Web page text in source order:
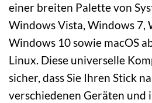
einer breiten Palette von
Windows Vista, Windows 7,
Windows 10 sowie macOS
Linux. Diese universelle
sicher, dass Sie Ihren Stick
verschiedenen Geräten und